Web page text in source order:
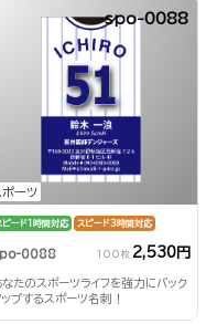
ポーツ
spo-0088
ピード1時間対応 スピード3時間対応
0088 100枚 2,530円
なたのスポーツライフを強力にバック
ップするスポーツ名刺！